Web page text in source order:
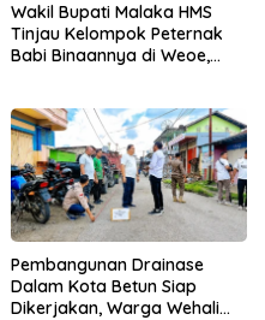
Wakil Bupati Malaka HMS
Tinjau Kelompok Peternak
Babi Binaannya di Weoe,
Pembangunan Drainase
Dalam Kota Betun Siap
Dikerjakan, Warga Wehali